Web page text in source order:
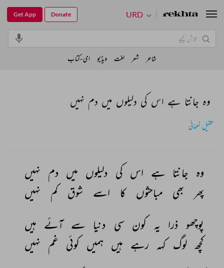
وہ جانتا ہے اس کی دلیلوں میں دم نہیں
عقیل نعمانی
وہ جانتا ہے اس کی دلیلوں میں دم نہیں
پھر
بھی مباحثوں کا اسے شوق کم
نہیں
پوچھو ذرا یہ کون سی دنیا سے آئے ہیں
کچھ لوگ کہہ رہے ہیں ہمیں کوئی غم نہیں
URD
Get App Donate
شاعر شعر لغت ویڈیو ای-کتاب